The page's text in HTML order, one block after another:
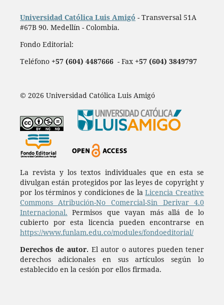
Universidad Católica Luis Amigó - Transversal 51A
#67B 90. Medellín - Colombia.
Fondo Editorial:
Teléfono +57 (604) 4487666- Fax +57 (604) 3849797
© 2026 Universidad Católica Luis Amigó
La revista y los textos individuales que en esta se
divulgan están protegidos por las leyes de copyright y
por los términos y condiciones de laLicencia Creative
Commons Atribución-No Comercial-Sin Derivar 4.0
Internacional. Permisos que vayan más allá de lo
cubierto por esta licencia pueden encontrarse en
https://www.funlam.edu.co/modules/fondoeditorial/
Derechos de autor. El autor o autores pueden tener
derechos adicionales en sus artículos según lo
establecido en la cesión por ellos firmada.